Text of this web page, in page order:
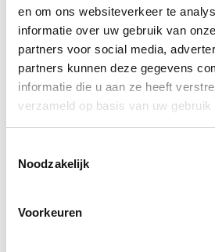
en om ons websiteverkeer te
informatie over uw gebruik van
partners voor social media,
partners kunnen deze gegevens
informatie die u aan ze heeft
verzameld op basis van uw
Noodzakelijk
Voorkeuren